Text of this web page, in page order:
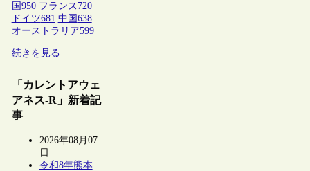
国 950 フランス 720
ドイツ681 中国 638
オーストラリア599
続きを見る
「カレントアウェ
アネス-R」新着記
事
2026年08月07
日
令和8年熊本